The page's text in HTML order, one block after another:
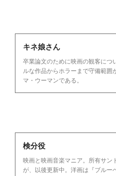
キネ娘さん
卒業論文のために映画の観客につ
ルな作品からホラーまで守備範囲
マ・ウーマンである。
検分役
映画と映画音楽マニア。所有サン
が、以後更新中。洋画は『ブルー